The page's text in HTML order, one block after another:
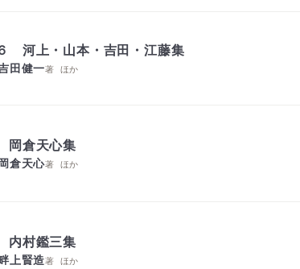
河上・山本・吉田・江藤集
田健一著 ほか
倉天心集
倉天心著 ほか
村鑑三集
上賢造著 ほか